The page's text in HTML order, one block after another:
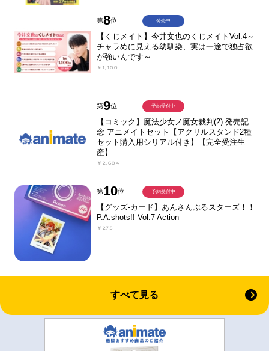
第8位
【くじメイト】今井文也のくじメイトVol.4～
チャラめに見える幼馴染、実は一途で独占欲
が強いんです～
￥1,100
発売中
第9位
【コミック】魔法少女ノ魔女裁判(2) 発売記
念 アニメイトセット【アクリルスタンド2種
セット購入用シリアル付き】【完全受注生
産】
￥2,684
予約受付中
第10位
【グッズ-カード】あんさんぶるスターズ！！
P.A.shots!! Vol.7 Action
￥275
予約受付中
すべて見る